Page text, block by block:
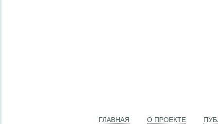
ГЛАВНАЯ О ПРОЕКТЕ